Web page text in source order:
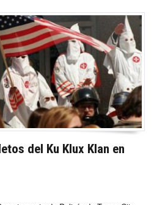
del Ku Klux Klan en